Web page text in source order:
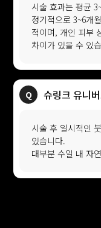
시술 효과는 평균
정기적으로 3~6개
적이며, 개인 피부
차이가 있을 수 있
슈링크 유니
시술 후 일시적인
있습니다.
대부분 수일 내 자